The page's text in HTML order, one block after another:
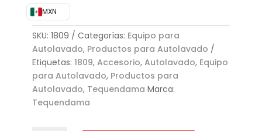
MXN
SKU: 1809 Categorías: Equipo para
Autolavado, Productos para Autolavado
Etiquetas: 1809, Accesorio, Autolavado, Equipo
para Autolavado, Productos para
Autolavado, Tequendama Marca:
Tequendama